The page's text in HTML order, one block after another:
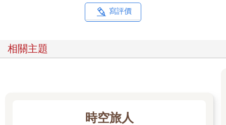
約略從那時起，大家想起並討論有關「荒野女巫」的事。有人
還被殺死了。
於先前有關荒野女巫的謠言四起，因此所有人都深信她從荒野復
都有著不安的因子，尤其是在黑夜裡，沒有人有勇氣單獨出外。
寫評價
相關主題
時空旅人